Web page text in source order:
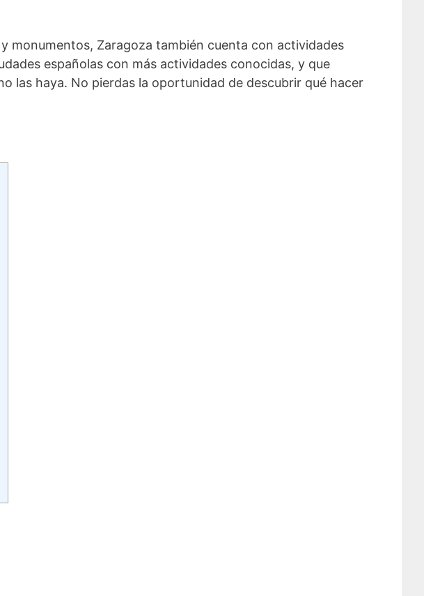
monumentos, Zaragoza también cuenta con actividades
españolas con más actividades conocidas, y que
las haya. No pierdas la oportunidad de descubrir qué hacer